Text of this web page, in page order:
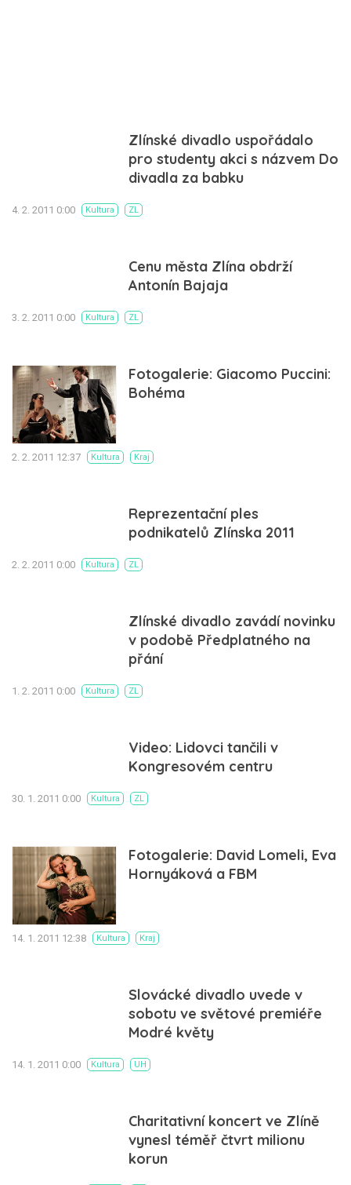
Zlínské divadlo uspořádalo
pro studenty akci s názvem Do
divadla za babku
4. 2. 2011 0:00 Kultura ZL
Cenu města Zlína obdrží
Antonín Bajaja
3. 2. 2011 0:00 Kultura ZL
Fotogalerie: Giacomo Puccini:
Bohéma
2. 2. 2011 12:37 Kultura Kraj
Reprezentační ples
podnikatelů Zlínska 2011
2. 2. 2011 0:00 Kultura ZL
Zlínské divadlo zavádí novinku
v podobě Předplatného na
přání
1. 2. 2011 0:00 Kultura ZL
Video: Lidovci tančili v
Kongresovém centru
30. 1. 2011 0:00 Kultura ZL
Fotogalerie: David Lomeli, Eva
Hornyáková a FBM
14. 1. 2011 12:38 Kultura Kraj
Slovácké divadlo uvede v
sobotu ve světové premiéře
Modré květy
14. 1. 2011 0:00 Kultura UH
Charitativní koncert ve Zlíně
vynesl téměř čtvrt milionu
korun